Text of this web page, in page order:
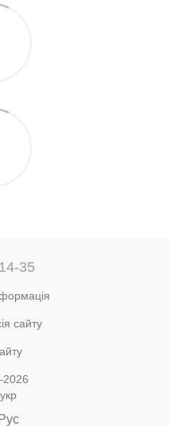
35
сайту
Рус